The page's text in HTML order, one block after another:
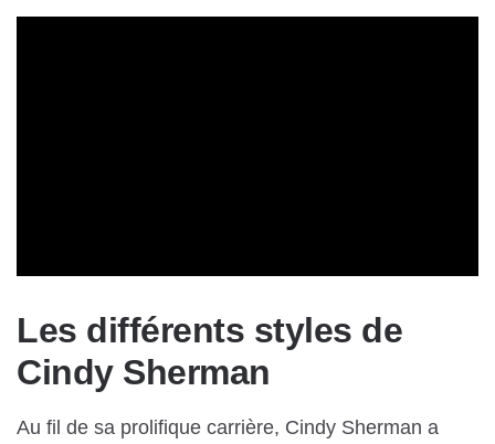
Les différents styles de
Cindy Sherman
Au fil de sa prolifique carrière, Cindy Sherman a